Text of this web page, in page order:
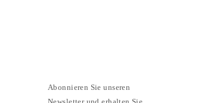
Abonnieren Sie unseren